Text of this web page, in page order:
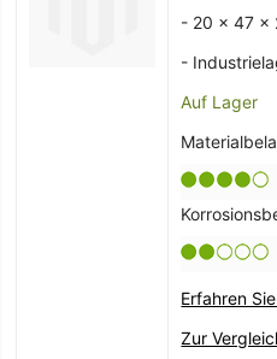
- 20 x 47 x
-
Auf Lager
Erfahren
Zur